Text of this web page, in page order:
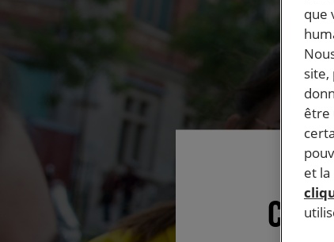
que
site,
être
et la